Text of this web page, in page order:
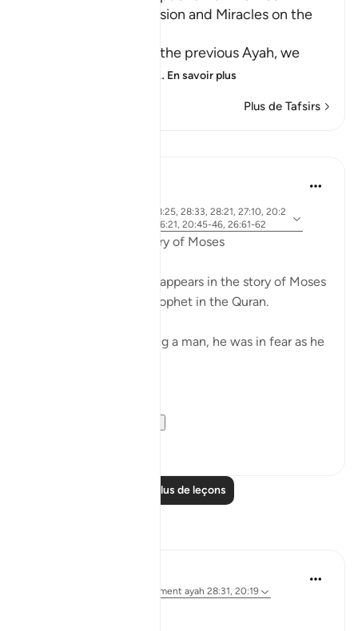
honored with the Mission and Miracles on the
In the explanation of the previous Ayah, we
… En savoir plus
Plus de Tafsirs
ayah 28:31, 28:25, 28:33, 28:21, 27:10, 20:2
1, 20:67-68, 26:21, 20:45-46, 26:61-62
Fear in the Quranic story of Moses
The word khawf (fear) appears in the story of Moses
more than any other prophet in the Quran.
After accidentally killing a man, he was in fear as he
Lire plus de leçons
Référencement ayah 28:31, 20:19